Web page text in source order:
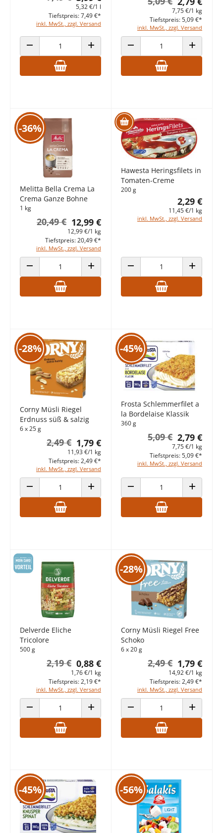
5,32 €/1 l
inkl. MwSt., zzgl. Versand
Tiefstpreis: 7,49 €*
ANZAHL VERRINGERN ANZAHL ERHÖHEN
7,75 €/1 kg
inkl. MwSt., zzgl. Versand
Tiefstpreis: 5,09 €*
ANZAHL VERRINGERN ANZAHL
-36%
Melitta Bella Crema La
Crema Ganze Bohne
1 kg
12,99 €
20,49 €
12,99 €/1 kg
inkl. MwSt., zzgl. Versand
Tiefstpreis: 20,49 €*
ANZAHL VERRINGERN ANZAHL ERHÖHEN
Hawesta Heringsfilets in
Tomaten-Creme
200 g
2,29 €
11,45 €/1 kg
inkl. MwSt., zzgl. Versand
ANZAHL VERRINGERN ANZAHL
-28%
Corny Müsli Riegel
Erdnuss süß & salzig
6 x 25 g
1,79 €
2,49 €
11,93 €/1 kg
inkl. MwSt., zzgl. Versand
Tiefstpreis: 2,49 €*
ANZAHL VERRINGERN ANZAHL ERHÖHEN
-45%
Frosta Schlemmerfilet a
la Bordelaise Klassik
360 g
2,79 €
5,09 €
7,75 €/1 kg
inkl. MwSt., zzgl. Versand
Tiefstpreis: 5,09 €*
ANZAHL VERRINGERN ANZAHL
Delverde Eliche
Tricolore
500 g
0,88 €
2,19 €
1,76 €/1 kg
inkl. MwSt., zzgl. Versand
Tiefstpreis: 2,19 €*
ANZAHL VERRINGERN ANZAHL ERHÖHEN
-28%
Corny Müsli Riegel Free
Schoko
6 x 20 g
1,79 €
2,49 €
14,92 €/1 kg
inkl. MwSt., zzgl. Versand
Tiefstpreis: 2,49 €*
ANZAHL VERRINGERN ANZAHL
-45% -56%